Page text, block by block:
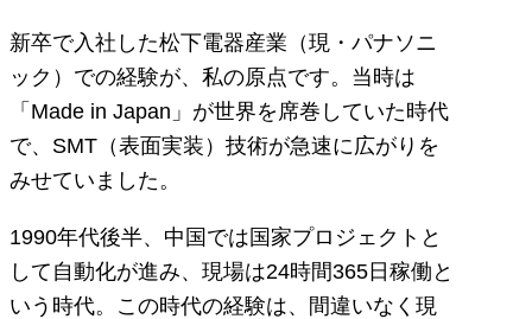
新卒で入社した松下電器産業（現・パナソニ
ック）での経験が、私の原点です。当時は
「Made in Japan」が世界を席巻していた時代
で、SMT（表面実装）技術が急速に広がりを
みせていました。
1990年代後半、中国では国家プロジェクトと
して自動化が進み、現場は24時間365日稼働と
いう時代。この時代の経験は、間違いなく現